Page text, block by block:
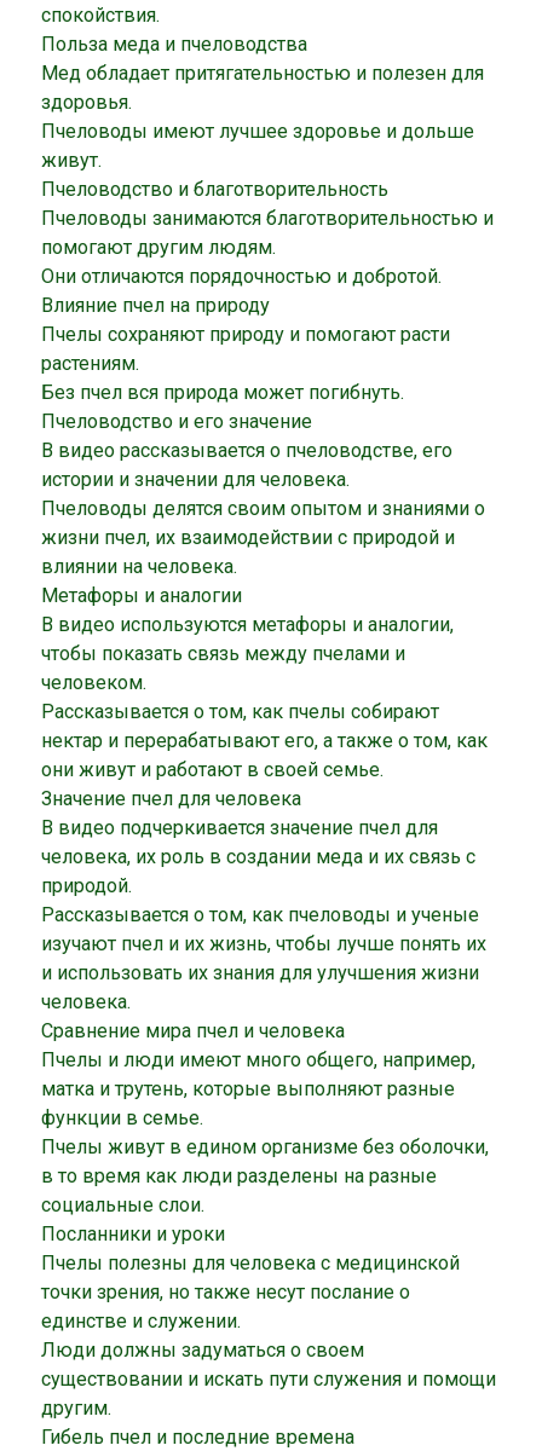
спокойствия.
Польза меда и пчеловодства
Мед обладает притягательностью и полезен для
здоровья.
Пчеловоды имеют лучшее здоровье и дольше
живут.
Пчеловодство и благотворительность
Пчеловоды занимаются благотворительностью и
помогают другим людям.
Они отличаются порядочностью и добротой.
Влияние пчел на природу
Пчелы сохраняют природу и помогают расти
растениям.
Без пчел вся природа может погибнуть.
Пчеловодство и его значение
В видео рассказывается о пчеловодстве, его
истории и значении для человека.
Пчеловоды делятся своим опытом и знаниями о
жизни пчел, их взаимодействии с природой и
влиянии на человека.
Метафоры и аналогии
В видео используются метафоры и аналогии,
чтобы показать связь между пчелами и
человеком.
Рассказывается о том, как пчелы собирают
нектар и перерабатывают его, а также о том, как
они живут и работают в своей семье.
Значение пчел для человека
В видео подчеркивается значение пчел для
человека, их роль в создании меда и их связь с
природой.
Рассказывается о том, как пчеловоды и ученые
изучают пчел и их жизнь, чтобы лучше понять их
и использовать их знания для улучшения жизни
человека.
Сравнение мира пчел и человека
Пчелы и люди имеют много общего, например,
матка и трутень, которые выполняют разные
функции в семье.
Пчелы живут в едином организме без оболочки,
в то время как люди разделены на разные
социальные слои.
Посланники и уроки
Пчелы полезны для человека с медицинской
точки зрения, но также несут послание о
единстве и служении.
Люди должны задуматься о своем
существовании и искать пути служения и помощи
другим.
Гибель пчел и последние времена